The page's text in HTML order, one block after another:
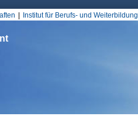
Institut für Berufs- und Weiterbildung